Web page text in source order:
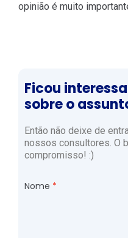
opinião é muito
Ficou
sobre o
Então não deixe de
nossos consultores. O
compromisso! :)
Nome